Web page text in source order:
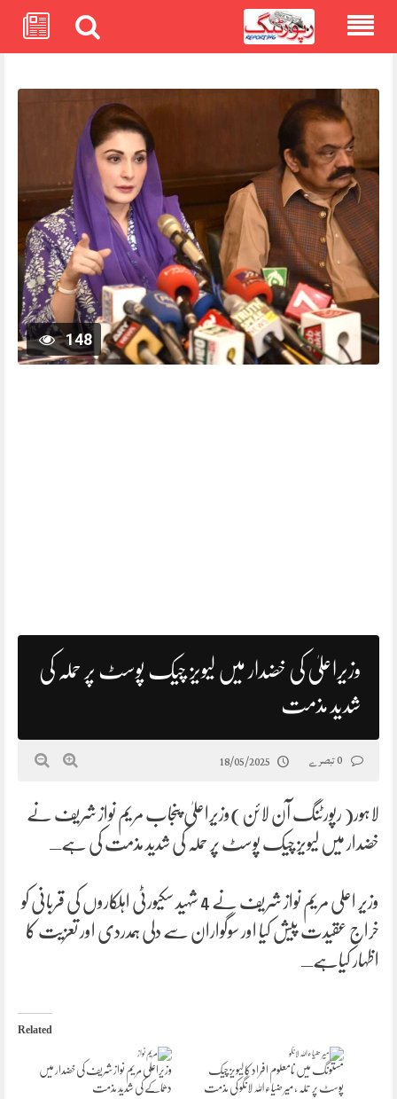
148
وزیراعلیٰ کی خضدار میں لیویز چیک پوسٹ پر حملہ کی
شدید مذمت
18/05/2025
لاہور( رپورٹنگ آن لائن)وزیراعلیٰ پنجاب مریم نواز شریف نے
خضدار میں لیویز چیک پوسٹ پر حملہ کی شدید مذمت کی ہےـ
وزیر اعلی مریم نواز شریف نے 4 شہید سکیورٹی اہلکاروں کی قربانی کو
خراج عقیدت پیش کیا اور سوگواران سے دلی ہمدردی اور تعزیت کا
اظہار کیاہےـ
Related
وزیراعلی مریم نواز شریف کی خضدار میں
دھماکے کی شدید مذمت
مستونگ میں نامعلوم افراد کا لیویز چیک
پوسٹ پر حملہ ، میر ضیاءاللہ لانگو کی مذمت